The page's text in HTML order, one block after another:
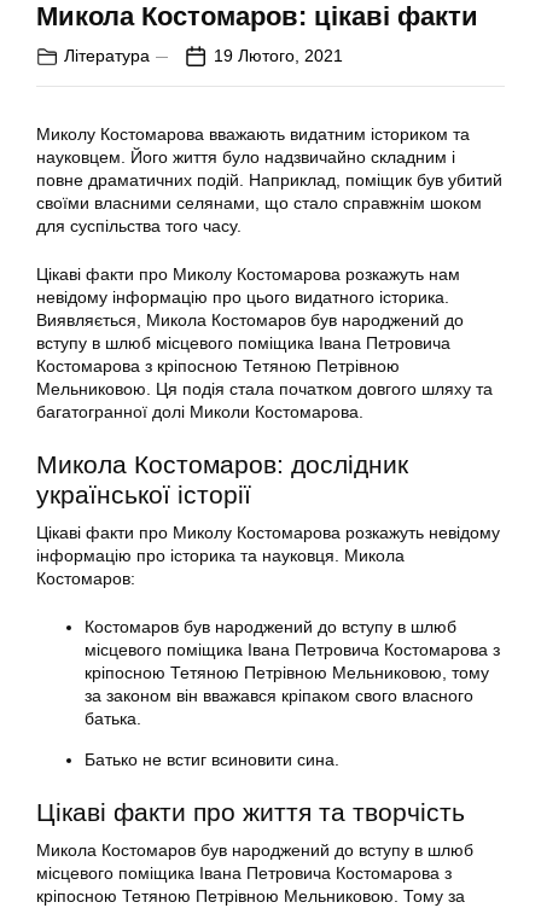
Микола Костомаров: цікаві факти
Література 19 Лютого, 2021
Миколу Костомарова вважають видатним істориком та
науковцем. Його життя було надзвичайно складним і
повне драматичних подій. Наприклад, поміщик був убитий
своїми власними селянами, що стало справжнім шоком
для суспільства того часу.
Цікаві факти про Миколу Костомарова розкажуть нам
невідому інформацію про цього видатного історика.
Виявляється, Микола Костомаров був народжений до
вступу в шлюб місцевого поміщика Івана Петровича
Костомарова з кріпосною Тетяною Петрівною
Мельниковою. Ця подія стала початком довгого шляху та
багатогранної долі Миколи Костомарова.
Микола Костомаров: дослідник
української історії
Цікаві факти про Миколу Костомарова розкажуть невідому
інформацію про історика та науковця. Микола
Костомаров:
Костомаров був народжений до вступу в шлюб
місцевого поміщика Івана Петровича Костомарова з
кріпосною Тетяною Петрівною Мельниковою, тому
за законом він вважався кріпаком свого власного
батька.
Батько не встиг всиновити сина.
Цікаві факти про життя та творчість
Микола Костомаров був народжений до вступу в шлюб
місцевого поміщика Івана Петровича Костомарова з
кріпосною Тетяною Петрівною Мельниковою. Тому за